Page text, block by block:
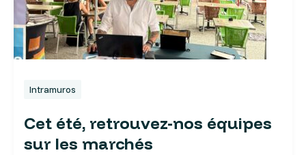
Intramuros
Cet été, retrouvez-nos équipes
sur les marchés